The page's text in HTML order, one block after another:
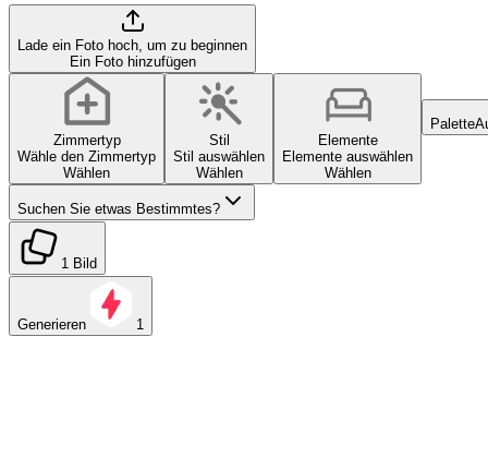
Lade ein Foto hoch, um zu beginnen
Ein Foto hinzufügen
Zimmertyp
Wähle den Zimmertyp
Wählen
Stil
Stil auswählen
Wählen
Elemente
Elemente auswählen
Wählen
Palette
Suchen Sie etwas Bestimmtes?
1 Bild
Generieren 1